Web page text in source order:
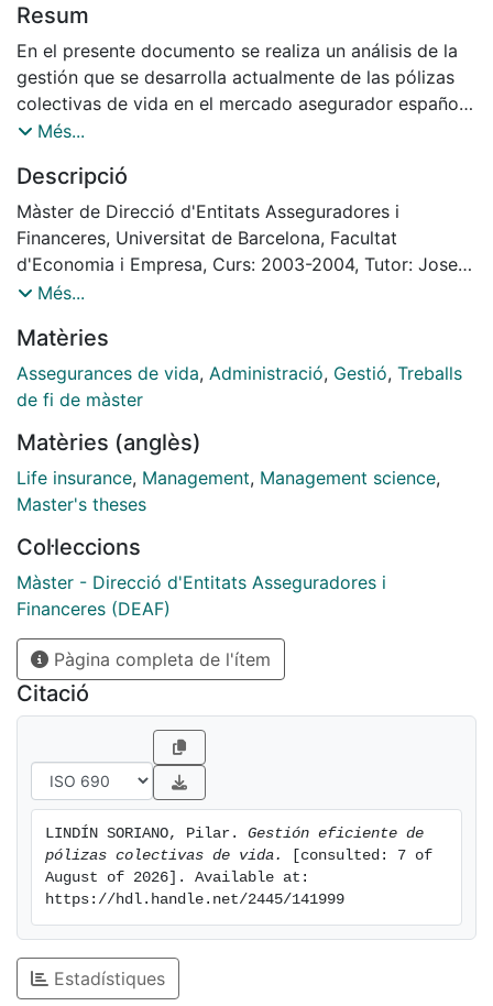
Resum
En el presente documento se realiza un análisis de la
gestión que se desarrolla actualmente de las pólizas
colectivas de vida en el mercado asegurador español,
tanto por parte de la entidad aseguradora como de
El objeto de dicho análisis es elaborar una propuesta
de cambio en dicho proceso de gestión, mediante el
uso de tecnologías de información que permitan
mejorar la comunicación entre la compañía y el
mediador y entre los diferentes departamentos de la
productos que no son estándar y que los
procedimientos actuales incorporan una considerable
carga administrativa. Con esta propuesta se espera
mediador y en consecuencia del cliente final (tomador
y asegurados).
Més...
Descripció
Màster de Direcció d'Entitats Asseguradores i
Financeres, Universitat de Barcelona, Facultat
d'Economia i Empresa, Curs: 2003-2004, Tutor: Josep
Montañés Navarro
Més...
Matèries
Assegurances de vida, Administració, Gestió, Treballs
de fi de màster
Matèries (anglès)
Life insurance, Management, Management science,
Master's theses
Col·leccions
Màster - Direcció d'Entitats Asseguradores i
Financeres (DEAF)
Pàgina completa de l'ítem
Citació
LINDÍN SORIANO, Pilar. Gestión eficiente de
pólizas colectivas de vida.
[consulted: 7 of
August of 2026]. Available at:
https://hdl.handle.net/2445/141999
Estadístiques